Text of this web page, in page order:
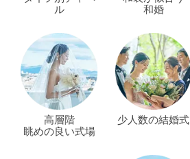
ル
和婚
高層階
眺めの良い式場
少人数の結婚式